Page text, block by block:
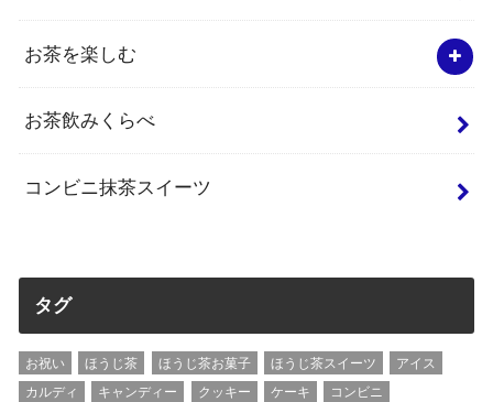
お茶を楽しむ
お茶飲みくらべ
コンビニ抹茶スイーツ
タグ
お祝い ほうじ茶 ほうじ茶お菓子 ほうじ茶スイーツ
アイス
カルディ
キャンディー クッキー ケーキ コンビニ